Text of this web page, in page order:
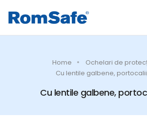
Home
Ochelari de
Cu lentile galbene,
Cu lentile galbene,